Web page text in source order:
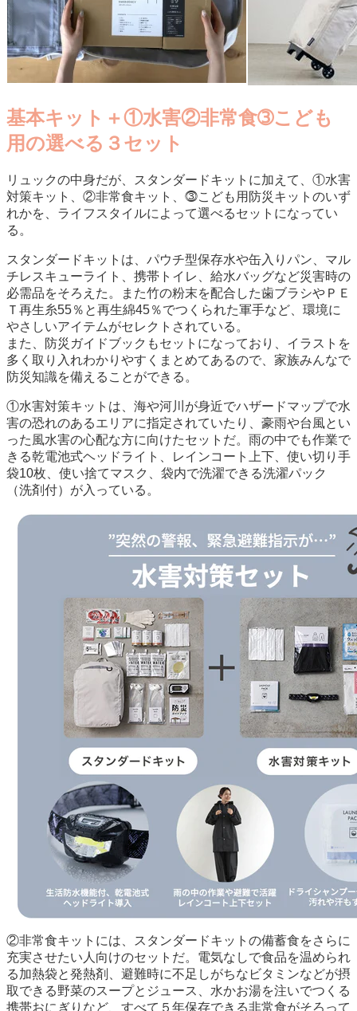
基本キット＋①水害②非常食➂こども
用の選べる３セット
リュックの中身だが、スタンダードキットに加えて、①水害
対策キット、②非常食キット、⓷こども用防災キットのいず
れかを、ライフスタイルによって選べるセットになってい
る。
スタンダードキットは、パウチ型保存水や缶入りパン、マル
チレスキューライト、携帯トイレ、給水バッグなど災害時の
必需品をそろえた。また竹の粉末を配合した歯ブラシやＰＥ
Ｔ再生糸55％と再生綿45％でつくられた軍手など、環境に
やさしいアイテムがセレクトされている。
また、防災ガイドブックもセットになっており、イラストを
多く取り入れわかりやすくまとめてあるので、家族みんなで
防災知識を備えることができる。
①水害対策キットは、海や河川が身近でハザードマップで水
害の恐れのあるエリアに指定されていたり、豪雨や台風とい
った風水害の心配な方に向けたセットだ。雨の中でも作業で
きる乾電池式ヘッドライト、レインコート上下、使い切り手
袋10枚、使い捨てマスク、袋内で洗濯できる洗濯パック
（洗剤付）が入っている。
②非常食キットには、スタンダードキットの備蓄食をさらに
充実させたい人向けのセットだ。電気なしで食品を温められ
る加熱袋と発熱剤、避難時に不足しがちなビタミンなどが摂
取できる野菜のスープとジュース、水かお湯を注いでつくる
携帯おにぎりなど、すべて５年保存できる非常食がそろって